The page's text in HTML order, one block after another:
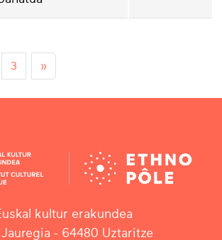
3 »
kultur erakundea
Jauregia - 64480 Uztaritze